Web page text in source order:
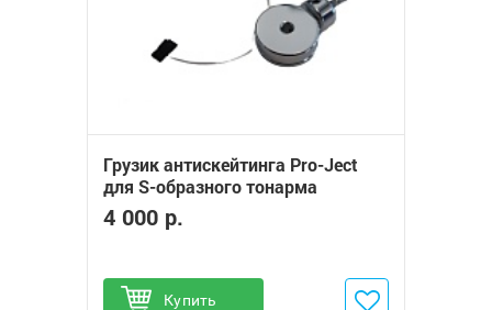
Грузик антискейтинга Pro-Ject
для S-образного тонарма
4 000 р.
Купить
Добавить в избранное